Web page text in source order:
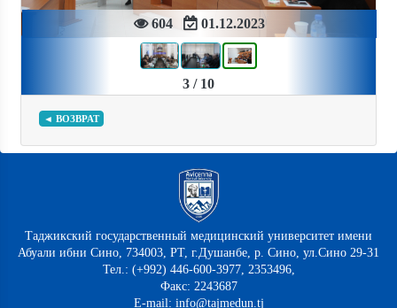
604 01.12.2023
3 / 10
◄ ВОЗВРАТ
Таджикский государственный медицинский университет имени
Абуали ибни Сино, 734003, РТ, г.Душанбе, р. Сино, ул.Сино 29-31
Тел.: (+992) 446-600-3977, 2353496,
Факс: 2243687
E-mail: info@tajmedun.tj